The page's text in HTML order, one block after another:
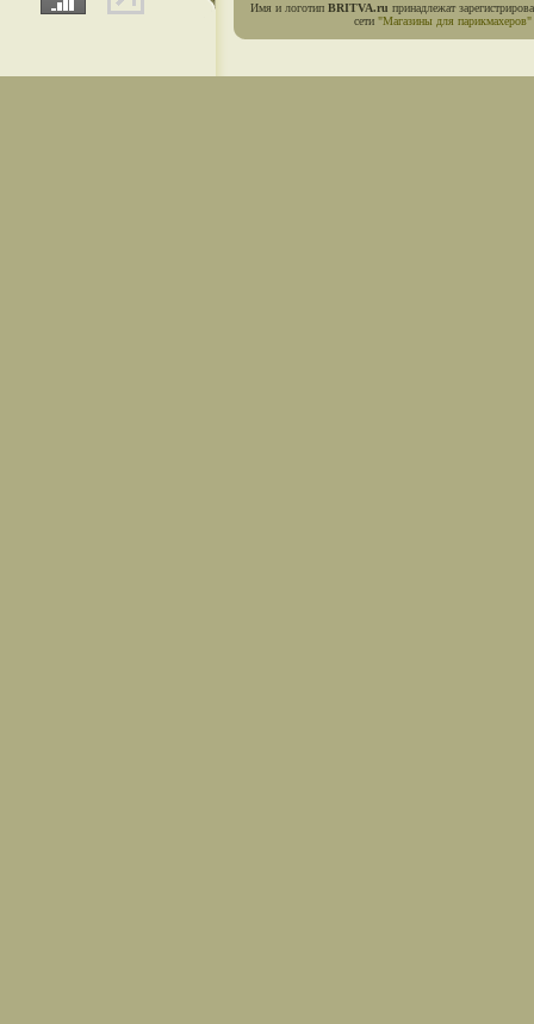
Имя и логотип BRITVA.ru принадлежат
сети "Магазины для парикмахеров"